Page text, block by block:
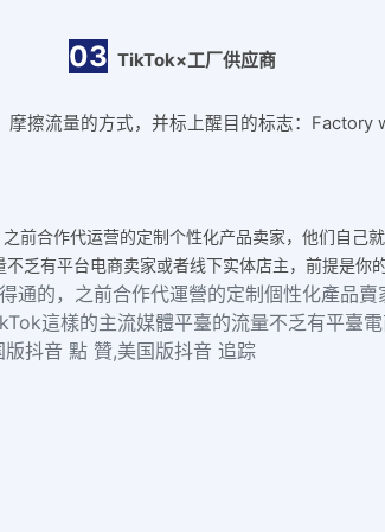
03 TikTok×工厂供应商
擦流量的方式，并标上醒目的标志：
前合作代运营的定制个性化产品卖家，他们自己
乏有平台电商卖家或者线下实体店主，前提是你
通的，之前合作代運營的定制個性化產品
這樣的主流媒體平臺的流量不乏有平臺
抖音 點 贊,美国版抖音 追踪